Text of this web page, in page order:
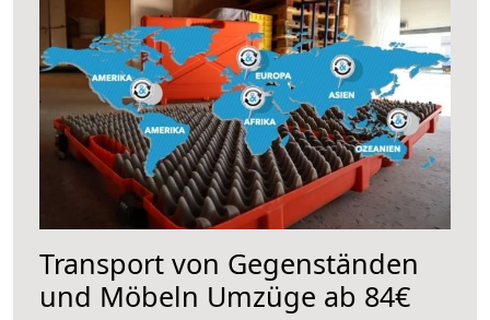
Transport von Gegenständen
und Möbeln Umzüge ab 84€